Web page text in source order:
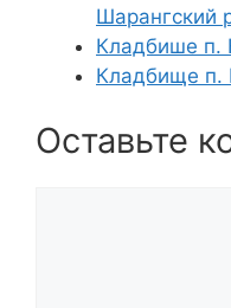
Шарангский
Кладбише п.
Кладбище п.
Оставьте